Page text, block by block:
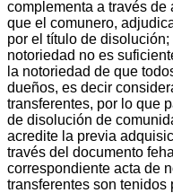
complementa a través
que el comunero,
por el título de
notoriedad no es
la notoriedad de que
dueños, es decir
transferentes, por lo que
de disolución de
acredite la previa
través del documento
correspondiente acta de
transferentes son tenidos